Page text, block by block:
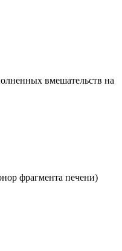
вмешательств на
фрагмента печени)